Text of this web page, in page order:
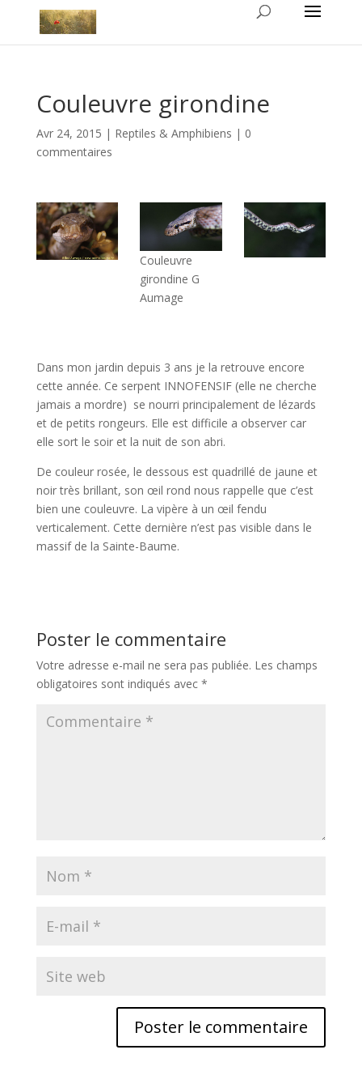
Couleuvre girondine
Avr 24, 2015 | Reptiles & Amphibiens | 0
commentaires
Couleuvre
girondine G
Aumage
Dans mon jardin depuis 3 ans je la retrouve encore
cette année. Ce serpent INNOFENSIF (elle ne cherche
jamais a mordre) se nourri principalement de lézards
et de petits rongeurs. Elle est difficile a observer car
elle sort le soir et la nuit de son abri.
De couleur rosée, le dessous est quadrillé de jaune et
noir très brillant, son œil rond nous rappelle que c’est
bien une couleuvre. La vipère à un œil fendu
verticalement. Cette dernière n’est pas visible dans le
massif de la Sainte-Baume.
Poster le commentaire
Votre adresse e-mail ne sera pas publiée. Les champs
obligatoires sont indiqués avec *